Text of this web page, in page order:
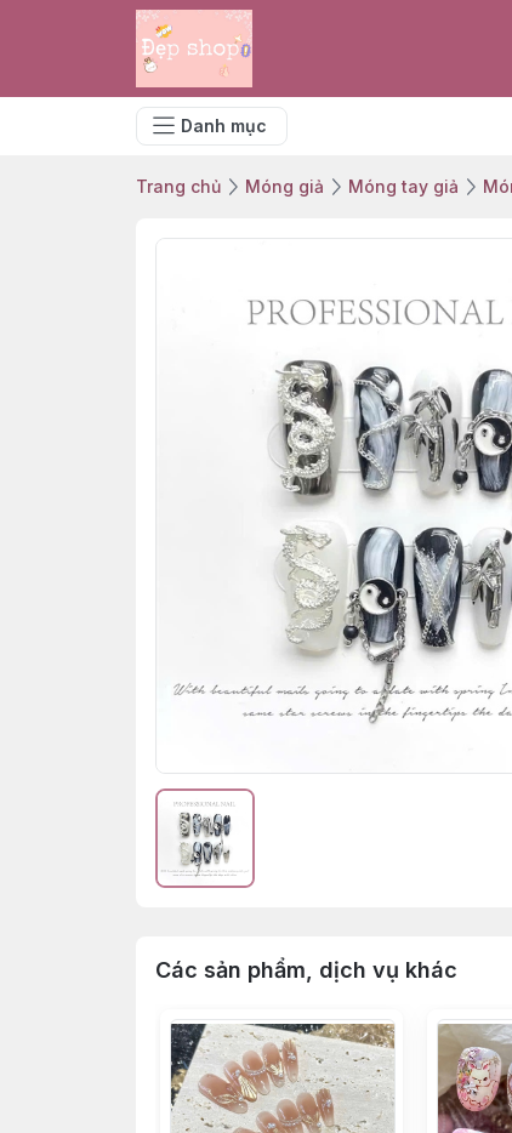
Danh mục
Trang chủ Móng giả Móng tay giả
Các sản phẩm, dịch vụ khác